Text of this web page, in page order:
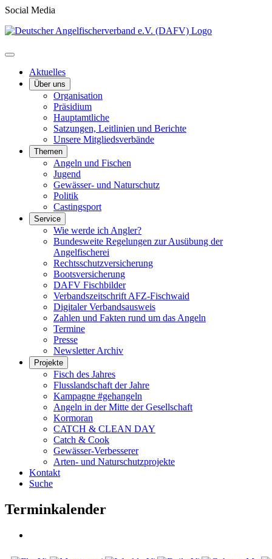
Social Media
Aktuelles
Über uns
Organisation
Präsidium
Hauptamtliche
Satzungen, Leitlinien und Berichte
Unsere Mitgliedsverbände
Themen
Angeln und Fischen
Jugend
Gewässer- und Naturschutz
Politik
Castingsport
Service
Wie werde ich Angler?
Bundesweite Regelungen zur Ausübung der
Angelfischerei
Rechtsschutzversicherung
Bootsversicherung
DAFV Fischbilder
Verbandszeitschrift AFZ-Fischwaid
Digitaler Verbandsausweis
Zahlen und Fakten rund um das Angeln
Termine
Presse
Newsletter Archiv
Projekte
Fisch des Jahres
Flusslandschaft der Jahre
Kampagne #gehangeln
Angeln in der Mitte der Gesellschaft
Kormoran
CATCH & CLEAN DAY
Catch & Cook
Gewässer-Verbesserer
Arten- und Naturschutzprojekte
Kontakt
Suche
Terminkalender